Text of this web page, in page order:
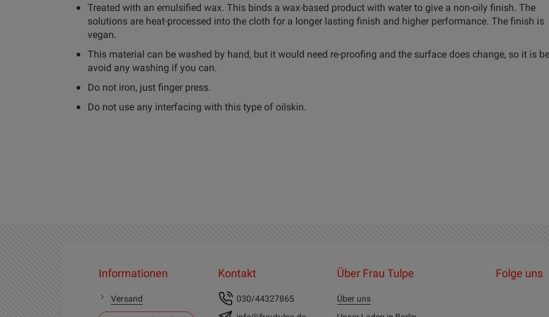
Treated with an emulsified wax. This binds a wax-based product with water to give a non-oily finish. The
solutions are heat-processed into the cloth for a longer lasting finish and higher performance. The finish is
vegan.
This material can be washed by hand, but it would need re-proofing and the surface does change, so it is
avoid any washing if you can.
Do not iron, just finger press.
Do not use any interfacing with this type of oilskin.
Informationen
Versand
Kontakt
030/44327865
Über Frau Tulpe
Über uns
Folge uns